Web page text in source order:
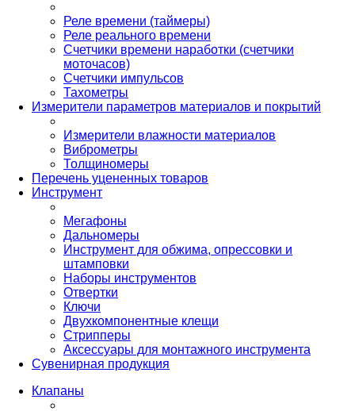
Реле времени (таймеры)
Реле реального времени
Счетчики времени наработки (счетчики
моточасов)
Счетчики импульсов
Тахометры
Измерители параметров материалов и покрытий
Измерители влажности материалов
Виброметры
Толщиномеры
Перечень уцененных товаров
Инструмент
Мегафоны
Дальномеры
Инструмент для обжима, опрессовки и
штамповки
Наборы инструментов
Отвертки
Ключи
Двухкомпонентные клещи
Стрипперы
Аксессуары для монтажного инструмента
Сувенирная продукция
Клапаны